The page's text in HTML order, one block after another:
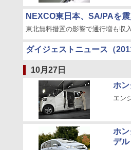
NEXCO東日本、SA/PAを
東北無料措置の影響で通行増も収
ダイジェストニュース（
10月27日
ホ
エン
ホ
デル